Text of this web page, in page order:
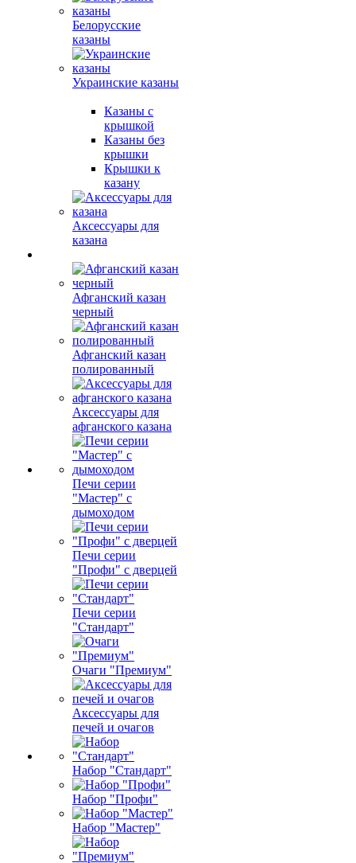
Белорусские
казаны
Украинские казаны
Казаны с
крышкой
Казаны без
крышки
Крышки к
казану
Аксессуары для
казана
Афганский казан
черный
Афганский казан
полированный
Аксессуары для
афганского казана
Печи серии
"Мастер" с
дымоходом
Печи серии
"Профи" с дверцей
Печи серии
"Стандарт"
Очаги "Премиум"
Аксессуары для
печей и очагов
Набор "Стандарт"
Набор "Профи"
Набор "Мастер"